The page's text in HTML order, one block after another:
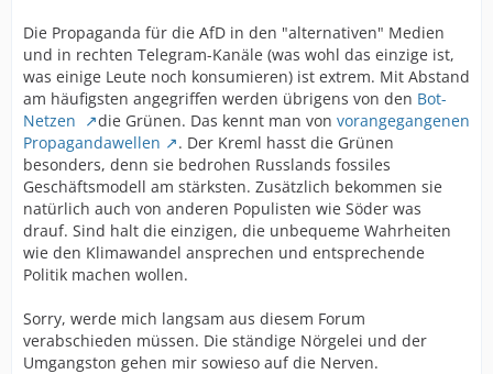
Die Propaganda für die AfD in den "alternativen" Medien
und in rechten Telegram-Kanäle (was wohl das einzige ist,
was einige Leute noch konsumieren) ist extrem. Mit Abstand
am häufigsten angegriffen werden übrigens von den Bot-
Netzen
die Grünen. Das kennt man von vorangegangenen
Propagandawellen
. Der Kreml hasst die Grünen
besonders, denn sie bedrohen Russlands fossiles
Geschäftsmodell am stärksten. Zusätzlich bekommen sie
natürlich auch von anderen Populisten wie Söder was
drauf. Sind halt die einzigen, die unbequeme Wahrheiten
wie den Klimawandel ansprechen und entsprechende
Politik machen wollen.
Sorry, werde mich langsam aus diesem Forum
verabschieden müssen. Die ständige Nörgelei und der
Umgangston gehen mir sowieso auf die Nerven.